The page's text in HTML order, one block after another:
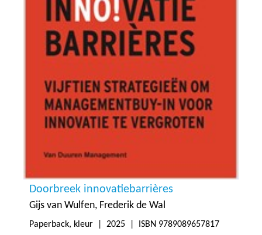
Doorbreek innovatiebarrières
Gijs van Wulfen Frederik de Wal
Paperback, kleur | 2025 | ISBN 9789089657817